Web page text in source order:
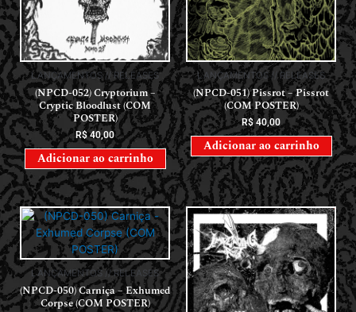
LANÇAMENTOS // RELEASES
(NPCD-052) Cryptorium –
Cryptic Bloodlust (COM
POSTER)
R$40,00
Adicionar ao carrinho
LANÇAMENTOS // RELEASES
(NPCD-051) Pissrot – Pissrot
(COM POSTER)
R$40,00
Adicionar ao carrinho
LANÇAMENTOS // RELEASES
(NPCD-050) Carniça – Exhumed
Corpse (COM POSTER)